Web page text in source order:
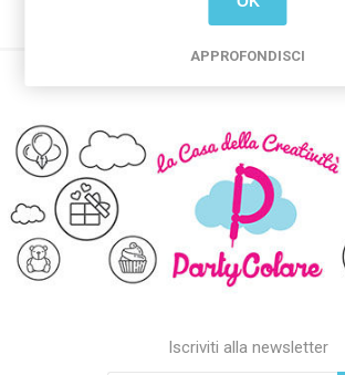
Iscriviti alla newsletter
APPROFONDISCI